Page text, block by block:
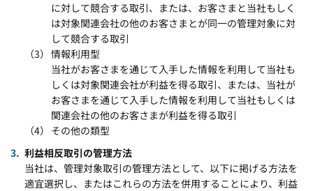
に対して競合する取引、または、お客さまと当社もしく
は対象関連会社の他のお客さまとが同一の管理対象に対
して競合する取引
情報利用型
当社がお客さまを通じて入手した情報を利用して当社も
しくは対象関連会社が利益を得る取引、または、当社が
お客さまを通じて入手した情報を利用して当社もしくは
関連会社の他のお客さまが利益を得る取引
その他の類型
利益相反取引の管理方法
当社は、管理対象取引の管理方法として、以下に掲げる方法を
適宜選択し、またはこれらの方法を併用することにより、利益